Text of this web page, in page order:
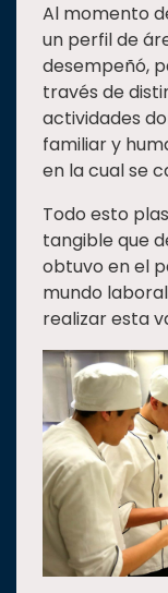
Al momento
un perfil de
desempeñó,
través de
actividades
familiar y
en la cual se
Todo esto
tangible que
obtuvo en el
mundo
realizar esta